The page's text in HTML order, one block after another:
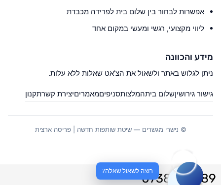
אפשרות לבחור בין שלום בית לפרידה מכבדת
ליווי מקצועי, רגשי ומעשי במקום אחד
מידע והכוונה
ניתן לגלוש באתר ולשאול את הצ’אט שאלות ללא עלות.
גישור גירושיןשלום ביתהמלצותסניפיםמאמריםיצירת קשרתקנון
© נישרי מגשרים — שיטת שותפות חדשה | פריסה ארצית
0738020789
רוצה לשאול שאלה?